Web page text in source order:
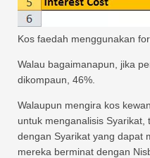
Kos faedah menggunakan
Walau bagaimanapun, jika
dikompaun, 46%.
Walaupun mengira kos
untuk menganalisis
dengan Syarikat yang dapat
mereka berminat dengan